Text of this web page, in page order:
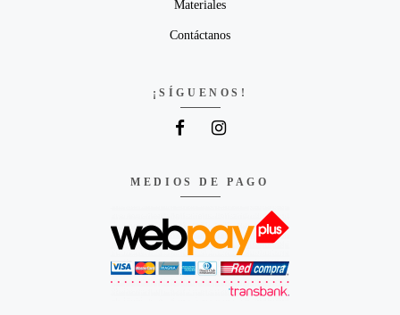
Materiales
Contáctanos
¡SÍGUENOS!
MEDIOS DE PAGO